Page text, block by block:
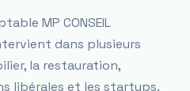
MP CONSEIL
dans plusieurs
la restauration,
libérales et les startups.